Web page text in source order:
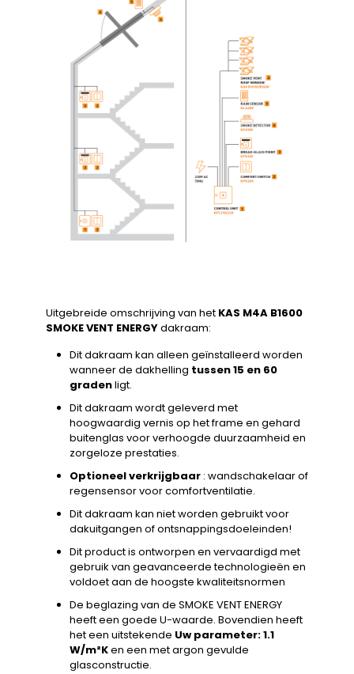
Uitgebreide omschrijving van het KAS M4A B1600
SMOKE VENT ENERGYdakraam:
Dit dakraam kan alleen geïnstalleerd worden
wanneer de dakhelling tussen 15 en 60
gradenligt.
Dit dakraam wordt geleverd met
hoogwaardig vernis op het frame en gehard
buitenglas voor verhoogde duurzaamheid en
zorgeloze prestaties.
Optioneel verkrijgbaar : wandschakelaar of
regensensor voor comfortventilatie.
Dit dakraam kan niet worden gebruikt voor
dakuitgangen of ontsnappingsdoeleinden!
Dit product is ontworpen en vervaardigd met
gebruik van geavanceerde technologieën en
voldoet aan de hoogste kwaliteitsnormen
De beglazing van de SMOKE VENT ENERGY
heeft een goede U-waarde. Bovendien heeft
het een uitstekende Uw parameter: 1.1
W/m²Ken een met argon gevulde
glasconstructie.